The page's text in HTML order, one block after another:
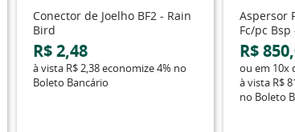
Conector de Joelho BF2 - Rain
Bird
R$ 2,48
à vista R$ 2,38economize4% no
Boleto Bancário
Aspersor
Fc/pc
R$
ou em 10x
à vista R$
no Boleto